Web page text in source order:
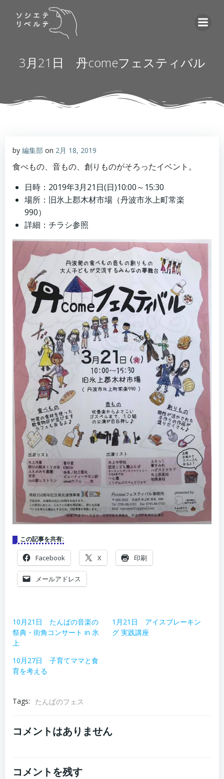
へ
キ
ッ
3月21日 丹comeフェスティバル
by 編集部 on 2月 18, 2019
食べもの、音もの、創りものがそろったイベント。
日時：2019年3月21日(日)10:00～15:30
場所：旧氷上郡木材市場（丹波市氷上町常楽
990）
詳細：チラシ参照
この記事を共有:
Facebook X 印刷
メールアドレス
10月21日 たんばの音楽の
祭典・街角コンサート in 氷
上
1月21日 アイスブレーキン
グ 実践講座
10月27日 子育てママと食
育を考える
Tags: たんばのフェス
コメントはありません
コメントを残す